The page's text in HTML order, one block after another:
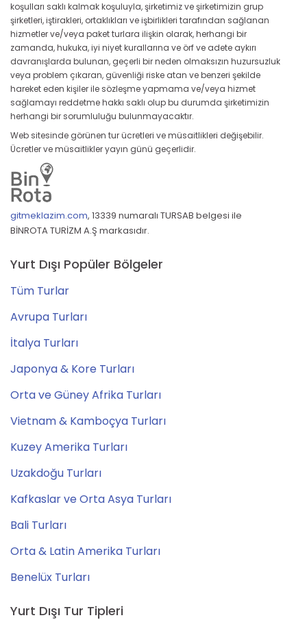
koşulları saklı kalmak koşuluyla, şirketimiz ve şirketimizin grup
şirketleri, iştirakleri, ortaklıkları ve işbirlikleri tarafından sağlanan
hizmetler ve/veya paket turlara ilişkin olarak, herhangi bir
zamanda, hukuka, iyi niyet kurallarına ve örf ve adete aykırı
davranışlarda bulunan, geçerli bir neden olmaksızın huzursuzluk
veya problem çıkaran, güvenliği riske atan ve benzeri şekilde
hareket eden kişiler ile sözleşme yapmama ve/veya hizmet
sağlamayı reddetme hakkı saklı olup bu durumda şirketimizin
herhangi bir sorumluluğu bulunmayacaktır.
Web sitesinde görünen tur ücretleri ve müsaitlikleri değişebilir.
Ücretler ve müsaitlikler yayın günü geçerlidir.
gitmeklazim.com, 13339 numaralı TURSAB belgesi ile
BİNROTA TURİZM A.Ş markasıdır.
Yurt Dışı Popüler Bölgeler
Tüm Turlar
Avrupa Turları
İtalya Turları
Japonya & Kore Turları
Orta ve Güney Afrika Turları
Vietnam & Kamboçya Turları
Kuzey Amerika Turları
Uzakdoğu Turları
Kafkaslar ve Orta Asya Turları
Bali Turları
Orta & Latin Amerika Turları
Benelüx Turları
Yurt Dışı Tur Tipleri